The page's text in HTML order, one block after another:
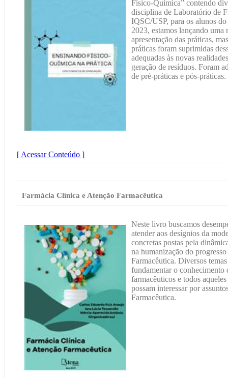
Físico-Química” contendo
disciplina de Laboratório de
IQSC/USP, para os alunos
2023, estamos lançando
apresentação das práticas,
práticas foram suprimidas
adequadas às novas
geração de resíduos. Foram
de pré-práticas e pós-práticas.
[ Acessar Conteúdo ]
Farmácia Clínica e Atenção Farmacêutica
Neste livro buscamos
atender aos desígnios da
concretas postas pela
na humanização do
Farmacêutica. Diversos
fundamentar o conhecimento
farmacêuticos e todos
possam interessar por
Farmacêutica.